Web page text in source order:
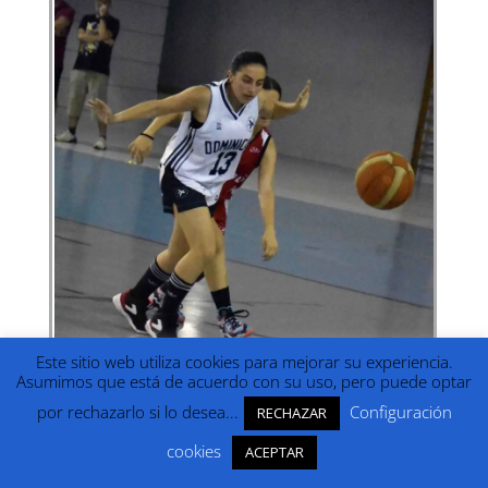
Este sitio web utiliza cookies para mejorar su experiencia.
Asumimos que está de acuerdo con su uso, pero puede optar
por rechazarlo si lo desea...
RECHAZAR
Configuración
cookies
ACEPTAR